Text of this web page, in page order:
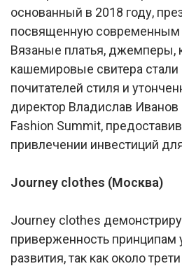
основанный в 2018 году,
посвященную современным
Вязаные платья, джемперы,
кашемировые свитера стали
почитателей стиля и
директор Владислав Иванов
Fashion Summit,
привлечении инвестиций
Journey clothes (Москва)
Journey clothes
приверженность принципам
развития, так как около